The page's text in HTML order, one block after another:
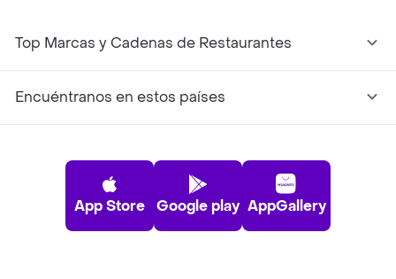
Top Marcas y Cadenas de Restaurantes
Encuéntranos en estos países
App Store Google play AppGallery